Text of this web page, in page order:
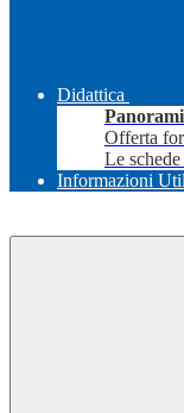
Didattica
Offerta
Le
Informazioni